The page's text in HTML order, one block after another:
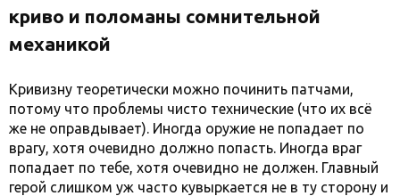
криво и поломаны сомнительной
механикой
Кривизну теоретически можно починить патчами,
потому что проблемы чисто технические (что их всё
же не оправдывает). Иногда оружие не попадает по
врагу, хотя очевидно должно попасть. Иногда враг
попадает по тебе, хотя очевидно не должен. Главный
герой слишком уж часто кувыркается не в ту сторону и